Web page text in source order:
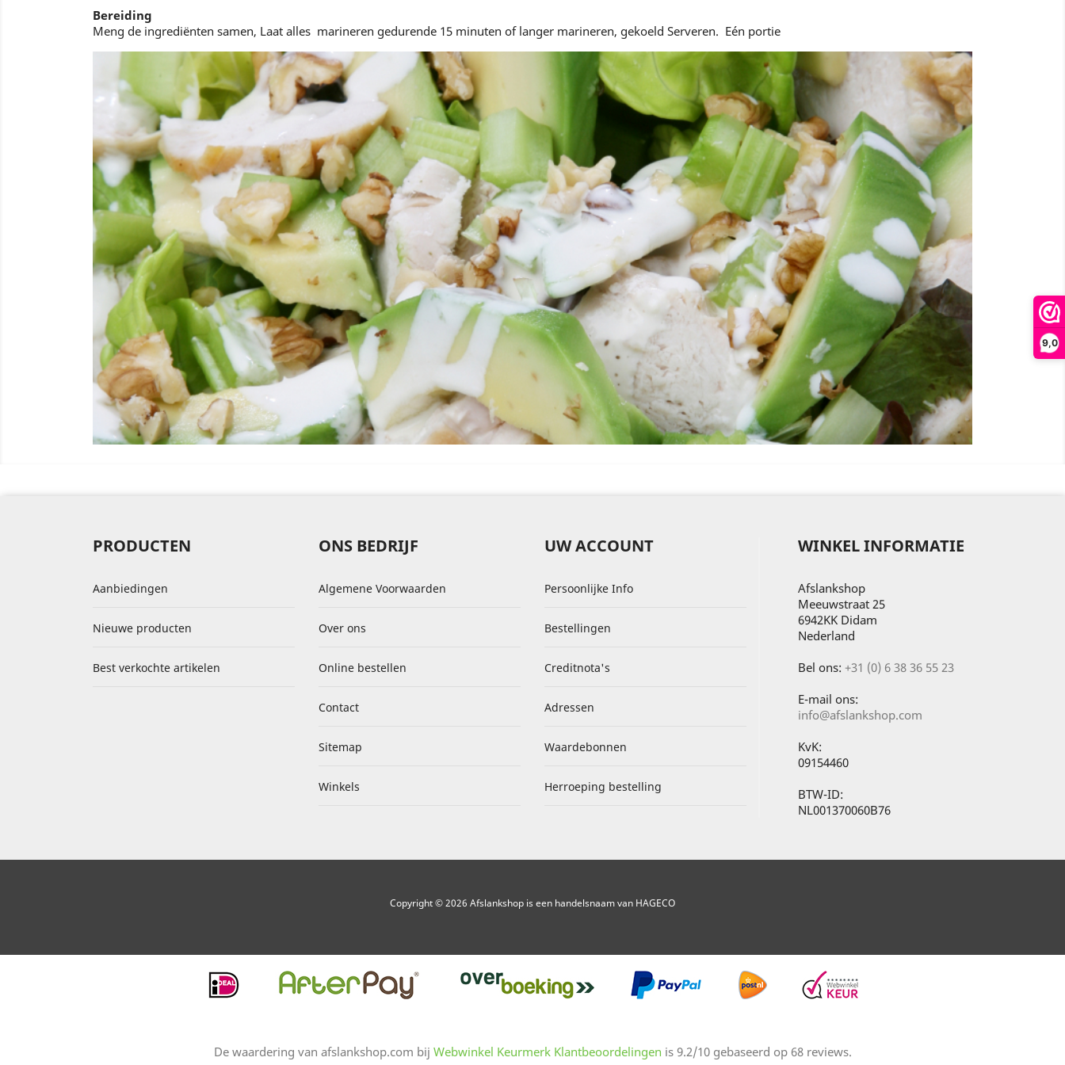
9,0
Bereiding
Meng de ingrediënten samen, Laat alles marineren gedurende 15 minuten of langer marineren, gekoeld Serveren. Eén portie
PRODUCTEN
Aanbiedingen
Nieuwe producten
Best verkochte artikelen
ONS BEDRIJF
Algemene Voorwaarden
Over ons
Online bestellen
Contact
Sitemap
Winkels
UW ACCOUNT
Persoonlijke Info
Bestellingen
Creditnota's
Adressen
Waardebonnen
Herroeping bestelling
WINKEL INFORMATIE
Afslankshop
Meeuwstraat 25
6942KK Didam
Nederland
Bel ons: +31 (0) 6 38 36 55 23
E-mail ons:
info@afslankshop.com
KvK:
09154460
BTW-ID:
NL001370060B76
Copyright © 2026 Afslankshop is een handelsnaam van HAGECO
De waardering van afslankshop.com bij Webwinkel Keurmerk Klantbeoordelingen is 9.2/10 gebaseerd op 68reviews.